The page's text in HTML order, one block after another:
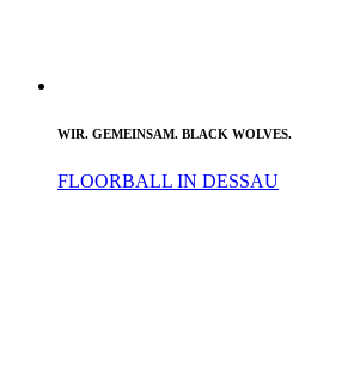
WIR. GEMEINSAM. BLACK WOLVES.
FLOORBALL IN DESSAU